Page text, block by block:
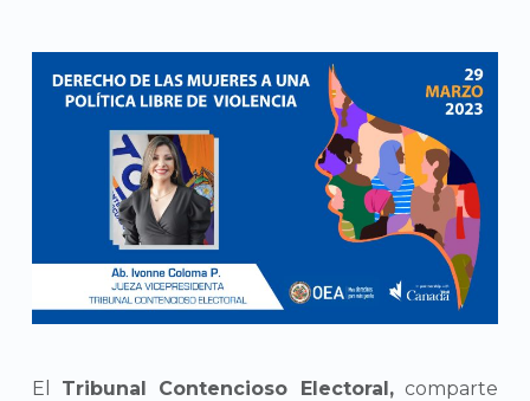
El Tribunal Contencioso Electoral,comparte